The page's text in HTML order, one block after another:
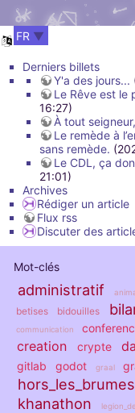
FR
Derniers billets
Y'a des jours...
Le Rêve est le
16:27)
À tout
Le remède à
sans remède.
Le CDL, ça
21:01)
Archives
Rédiger un article
Flux rss
Discuter des
Mot-clés
administratif
betises bidouilles
communication
creation crypte
gitlab godot graal
hors_les_brumes
khanathon